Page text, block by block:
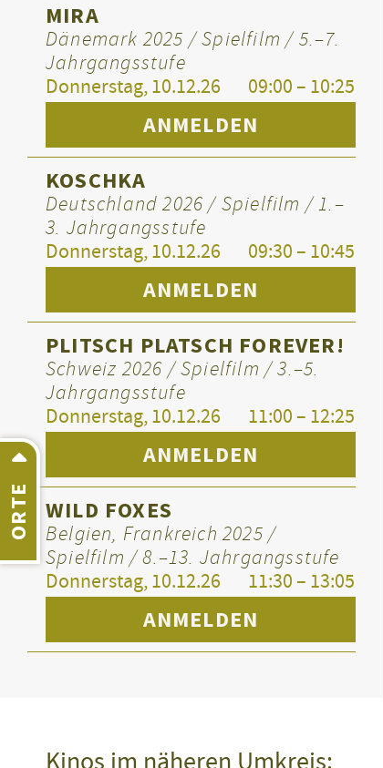
ORTE
MIRA
Dänemark 2025 / Spielfilm / 5.–7.
Jahrgangsstufe
Donnerstag, 10.12.26
09:00 – 10:25
ANMELDEN
KOSCHKA
Deutschland 2026 / Spielfilm / 1.–
3. Jahrgangsstufe
Donnerstag, 10.12.26
09:30 – 10:45
ANMELDEN
PLITSCH PLATSCH FOREVER!
Schweiz 2026 / Spielfilm / 3.–5.
Jahrgangsstufe
Donnerstag, 10.12.26
11:00 – 12:25
ANMELDEN
WILD FOXES
Belgien, Frankreich 2025 /
Spielfilm / 8.–13. Jahrgangsstufe
Donnerstag, 10.12.26
11:30 – 13:05
ANMELDEN
Kinos im näheren Umkreis: